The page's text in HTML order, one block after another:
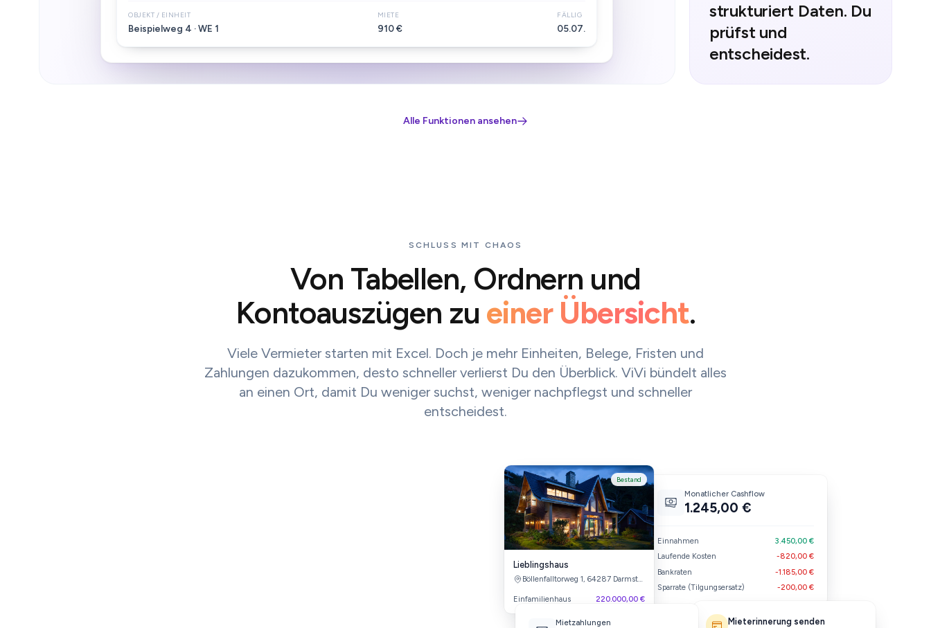
OBJEKT / EINHEIT
Beispielweg 4 · WE 1
MIETE
910 €
FÄLLIG
05.07.
strukturiert Daten. Du
prüfst und
entscheidest.
Alle Funktionen ansehen
SCHLUSS MIT CHAOS
Von Tabellen, Ordnern und
Kontoauszügen zu einer Übersicht.
Viele Vermieter starten mit Excel. Doch je mehr Einheiten, Belege, Fristen und
Zahlungen dazukommen, desto schneller verlierst Du den Überblick. ViVi bündelt alles
an einen Ort, damit Du weniger suchst, weniger nachpflegst und schneller
entscheidest.
Aktenordner